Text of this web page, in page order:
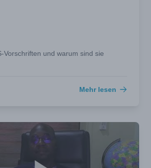
Vorschriften und warum sind sie
Mehr lesen